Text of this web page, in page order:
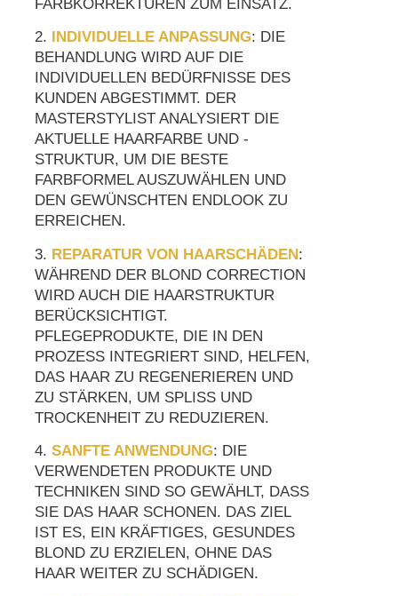
FARBKORREKTUREN ZUM EINSATZ.
2.
INDIVIDUELLE ANPASSUNG: DIE
BEHANDLUNG WIRD AUF DIE
INDIVIDUELLEN BEDÜRFNISSE DES
KUNDEN ABGESTIMMT. DER
MASTERSTYLIST ANALYSIERT DIE
AKTUELLE HAARFARBE UND -
STRUKTUR, UM DIE BESTE
FARBFORMEL AUSZUWÄHLEN UND
DEN GEWÜNSCHTEN ENDLOOK ZU
ERREICHEN.
3. REPARATUR VON HAARSCHÄDEN:
WÄHREND DER BLOND CORRECTION
WIRD AUCH DIE HAARSTRUKTUR
BERÜCKSICHTIGT.
PFLEGEPRODUKTE, DIE IN DEN
PROZESS INTEGRIERT SIND, HELFEN,
DAS HAAR ZU REGENERIEREN UND
ZU STÄRKEN, UM SPLISS UND
TROCKENHEIT ZU REDUZIEREN.
4. SANFTE ANWENDUNG: DIE
VERWENDETEN PRODUKTE UND
TECHNIKEN SIND SO GEWÄHLT, DASS
SIE DAS HAAR SCHONEN. DAS ZIEL
IST ES, EIN KRÄFTIGES, GESUNDES
BLOND ZU ERZIELEN, OHNE DAS
HAAR WEITER ZU SCHÄDIGEN.